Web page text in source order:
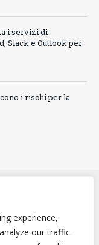
experience,
our traffic.
i servizi di
Slack e Outlook per
i rischi per la